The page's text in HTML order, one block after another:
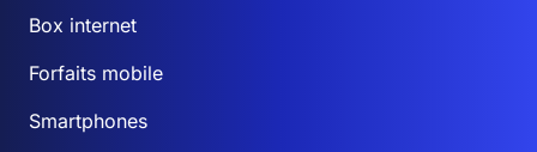
Box internet
Forfaits mobile
Smartphones